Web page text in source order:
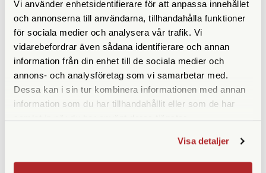
Vi använder enhetsidentifierare för att anpassa innehållet
och annonserna till användarna, tillhandahålla funktioner
för sociala medier och analysera vår trafik. Vi
vidarebefordrar även sådana identifierare och annan
information från din enhet till de sociala medier och
annons- och analysföretag som vi samarbetar med.
Dessa kan i sin tur kombinera informationen med annan
information som du har tillhandahållit eller som de har
Visa detaljer
Opticron
Opticron Frontlock 32 XL (47-
48mm) (31047)
Finns i lager
195 SEK
Fujifilm
Fujifilm Frontlock WPC-XL
Finns i lager
95 SEK